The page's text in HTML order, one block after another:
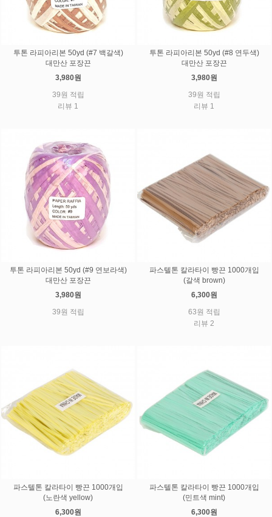
투톤 라피아리본 50yd (#7 백갈색)
대만산 포장끈
3,980원
39원 적립
리뷰 1
투톤 라피아리본 50yd (#8 연두색)
대만산 포장끈
3,980원
39원 적립
리뷰 1
투톤 라피아리본 50yd (#9 연보라색)
대만산 포장끈
3,980원
39원 적립
파스텔톤 칼라타이 빵끈 1000개입
(갈색 brown)
6,300원
63원 적립
리뷰 2
파스텔톤 칼라타이 빵끈 1000개입
(노란색 yellow)
6,300원
파스텔톤 칼라타이 빵끈 1000개입
(민트색 mint)
6,300원